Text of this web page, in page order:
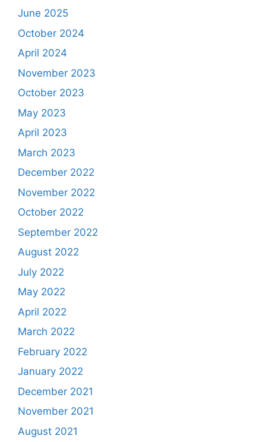
June 2025
October 2024
April 2024
November 2023
October 2023
May 2023
April 2023
March 2023
December 2022
November 2022
October 2022
September 2022
August 2022
July 2022
May 2022
April 2022
March 2022
February 2022
January 2022
December 2021
November 2021
August 2021